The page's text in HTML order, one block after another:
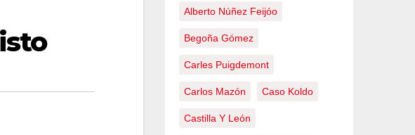
Alberto Núñez Feijóo
Begoña Gómez
Carles Puigdemont
Carlos Mazón Caso Koldo
Castilla Y León